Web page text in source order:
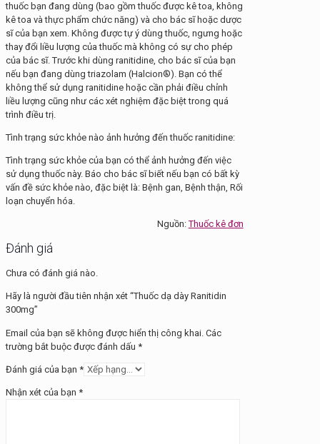
thuốc bạn đang dùng (bao gồm thuốc được kê toa, không
kê toa và thực phẩm chức năng) và cho bác sĩ hoặc dược
sĩ của bạn xem. Không được tự ý dùng thuốc, ngưng hoặc
thay đổi liều lượng của thuốc mà không có sự cho phép
của bác sĩ. Trước khi dùng ranitidine, cho bác sĩ của bạn
nếu bạn đang dùng triazolam (Halcion®). Bạn có thể
không thể sử dụng ranitidine hoặc cần phải điều chỉnh
liều lượng cũng như các xét nghiệm đặc biệt trong quá
trình điều trị.
Tình trạng sức khỏe nào ảnh hưởng đến thuốc ranitidine:
Tình trạng sức khỏe của bạn có thể ảnh hưởng đến việc
sử dụng thuốc này. Báo cho bác sĩ biết nếu bạn có bất kỳ
vấn đề sức khỏe nào, đặc biệt là: Bệnh gan, Bệnh thận, Rối
loạn chuyển hóa.
Nguồn:Thuốc kê đơn
Đánh giá
Chưa có đánh giá nào.
Hãy là người đầu tiên nhận xét “Thuốc dạ dày Ranitidin
300mg”
Email của bạn sẽ không được hiển thị công khai. Các
trường bắt buộc được đánh dấu *
Đánh giá của bạn *
Nhận xét của bạn *